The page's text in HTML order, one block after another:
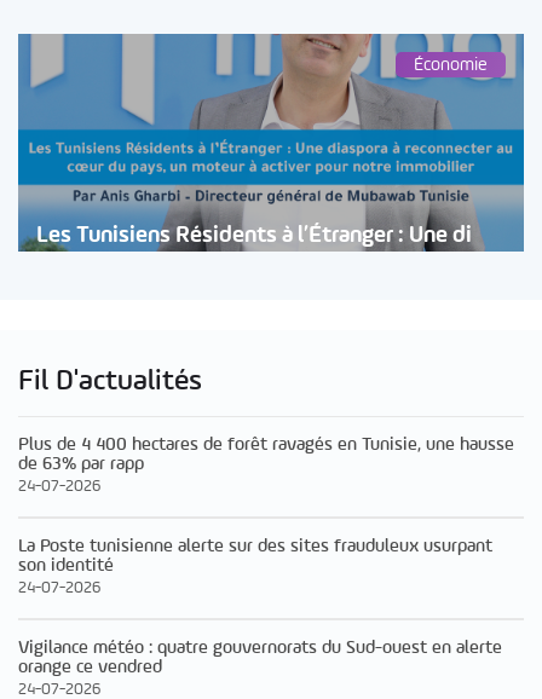
Économie
Les Tunisiens Résidents à l’Étranger : Une di
Fil D'actualités
Plus de 4 400 hectares de forêt ravagés en Tunisie, une hausse
de 63% par rapp
24-07-2026
La Poste tunisienne alerte sur des sites frauduleux usurpant
son identité
24-07-2026
Vigilance météo : quatre gouvernorats du Sud-ouest en alerte
orange ce vendred
24-07-2026